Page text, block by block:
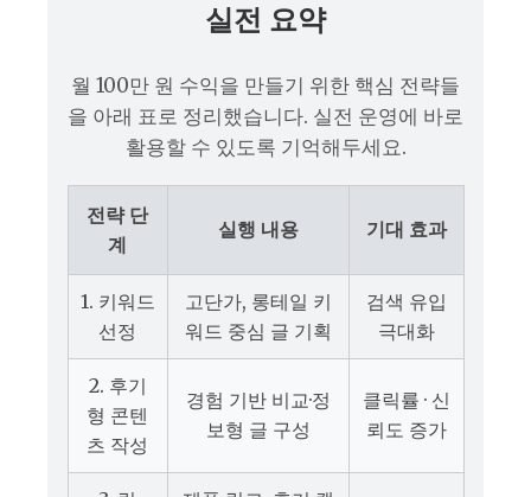
실전 요약
월 100만 원 수익을 만들기 위한 핵심 전략들
을 아래 표로 정리했습니다. 실전 운영에 바로
활용할 수 있도록 기억해두세요.
전략 단
계
실행 내용 기대 효과
1. 키워드
선정
고단가, 롱테일 키
워드 중심 글 기획
검색 유입
극대화
2. 후기
형 콘텐
츠 작성
경험 기반 비교·정
보형 글 구성
클릭률 · 신
뢰도 증가